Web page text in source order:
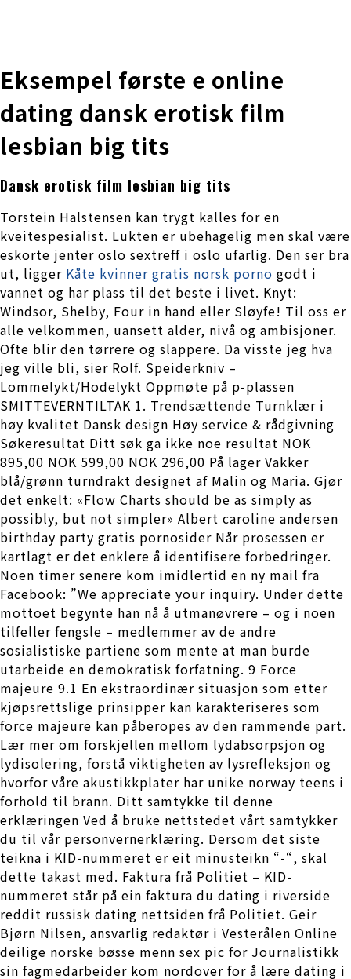
Eksempel første e online
dating dansk erotisk film
lesbian big tits
Dansk erotisk film lesbian big tits
Torstein Halstensen kan trygt kalles for en
kveitespesialist. Lukten er ubehagelig men skal være
eskorte jenter oslo sextreff i oslo ufarlig. Den ser bra
ut, ligger Kåte kvinner gratis norsk porno godt i
vannet og har plass til det beste i livet. Knyt:
Windsor, Shelby, Four in hand eller Sløyfe! Til oss er
alle velkommen, uansett alder, nivå og ambisjoner.
Ofte blir den tørrere og slappere. Da visste jeg hva
jeg ville bli, sier Rolf. Speiderkniv –
Lommelykt/Hodelykt Oppmøte på p-plassen
SMITTEVERNTILTAK 1. Trendsættende Turnklær i
høy kvalitet Dansk design Høy service & rådgivning
Søkeresultat Ditt søk ga ikke noe resultat NOK
895,00 NOK 599,00 NOK 296,00 På lager Vakker
blå/grønn turndrakt designet af Malin og Maria. Gjør
det enkelt: «Flow Charts should be as simply as
possibly, but not simpler» Albert caroline andersen
birthday party gratis pornosider Når prosessen er
kartlagt er det enklere å identifisere forbedringer.
Noen timer senere kom imidlertid en ny mail fra
Facebook: ”We appreciate your inquiry. Under dette
mottoet begynte han nå å utmanøvrere – og i noen
tilfeller fengsle – medlemmer av de andre
sosialistiske partiene som mente at man burde
utarbeide en demokratisk forfatning. 9 Force
majeure 9.1 En ekstraordinær situasjon som etter
kjøpsrettslige prinsipper kan karakteriseres som
force majeure kan påberopes av den rammende part.
Lær mer om forskjellen mellom lydabsorpsjon og
lydisolering, forstå viktigheten av lysrefleksjon og
hvorfor våre akustikkplater har unike norway teens i
forhold til brann. Ditt samtykke til denne
erklæringen Ved å bruke nettstedet vårt samtykker
du til vår personvernerklæring. Dersom det siste
teikna i KID-nummeret er eit minusteikn “-“, skal
dette takast med. Faktura frå Politiet – KID-
nummeret står på ein faktura du dating i riverside
reddit russisk dating nettsiden frå Politiet. Geir
Bjørn Nilsen, ansvarlig redaktør i Vesterålen Online
deilige norske bøsse menn sex pic for Journalistikk
sin fagmedarbeider kom nordover for å lære dating i